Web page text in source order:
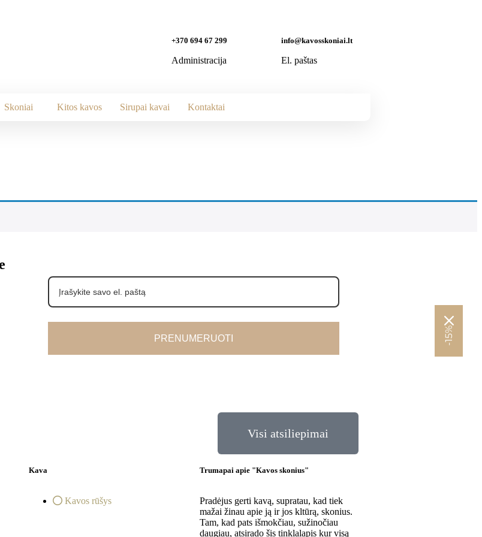
+370 694 67 299
Administracija
info@kavosskoniai.lt
El. paštas
Skoniai Kitos kavos Sirupai kavai Kontaktai
PRENUMERUOTI
Visi atsiliepimai
Kava
Kavos rūšys
Trumapai apie "Kavos skonius"
Pradėjus gerti kavą, supratau, kad tiek
mažai žinau apie ją ir jos kltūrą, skonius.
Tam, kad pats išmokčiau, sužinočiau
daugiau, atsirado šis tinklalapis kur visą
-15%